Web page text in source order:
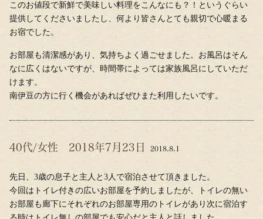
このお値段で新鮮で美味しい料理をこんなにも？！というぐらい
提供してくださいましたし、何より皆さんとても親切で心暖まる
お宿でした。
お部屋も清潔感があり、気持ちよく過ごせました。お風呂はそん
なに広くはないですが、時間帯によっては家族風呂にしていただ
けます。
南伊豆の方に行く機会があればぜひまた利用したいです。
40代/女性 2018年7月23日 2018.8.1
先日、3歳の息子と主人と3人で宿泊させて頂きました。
今回はトイレ付きの広いお部屋を予約しましたが、トイレの無い
お部屋も廊下にそれぞれのお部屋専用のトイレがあり次に宿泊す